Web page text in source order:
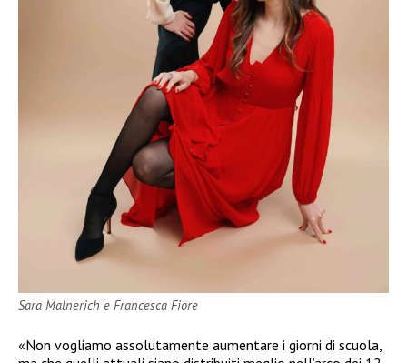
Sara Malnerich e Francesca Fiore
«Non vogliamo assolutamente aumentare i giorni di scuola,